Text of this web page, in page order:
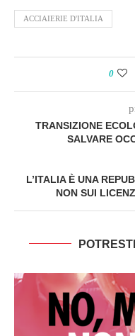
ACCIAIERIE D'ITALIA
0
TRANSIZIONE
SALVARE
L’ITALIA È UNA
NON SUI